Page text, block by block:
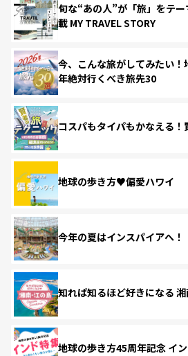
旬な“あの人”が「旅」をテ
載 MY TRAVEL STORY
今、こんな旅がしてみたい
年絶対行くべき旅先30
コスパもタイパもかなえる！
地球の歩き方♥偏愛ハワイ
今年の夏はインスパイアへ！
知れば知るほど好きになる
地球の歩き方45周年記念 イ